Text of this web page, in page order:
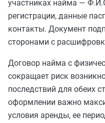
участниках найма —
регистрации, данные
контакты. Документ
сторонами с
Договор найма с
сокращает риск
последствий для обеих
оформлении важно
условия аренды, ее